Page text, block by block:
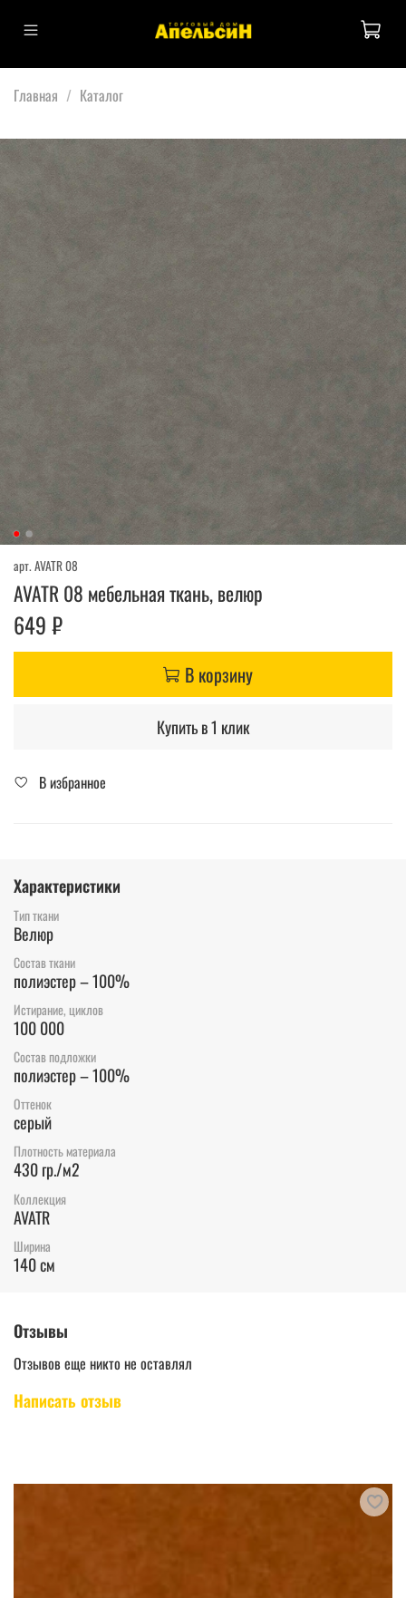
Главная Каталог
арт. AVATR 08
AVATR 08 мебельная ткань, велюр
649 ₽
В корзину
Купить в 1 клик
В избранное
Характеристики
Тип ткани
Велюр
Состав ткани
полиэстер – 100%
Истирание, циклов
100 000
Состав подложки
полиэстер – 100%
Оттенок
серый
Плотность материала
430 гр./м2
Коллекция
AVATR
Ширина
140 см
Отзывы
Отзывов еще никто не оставлял
Написать отзыв